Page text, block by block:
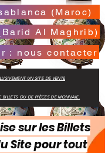
(Maroc)
Al Maghrib)
: nous contacter
UN SITE DE VENTE
OU DE PIÈCES DE MONNAIE.
sur les Billets
Site pour tout